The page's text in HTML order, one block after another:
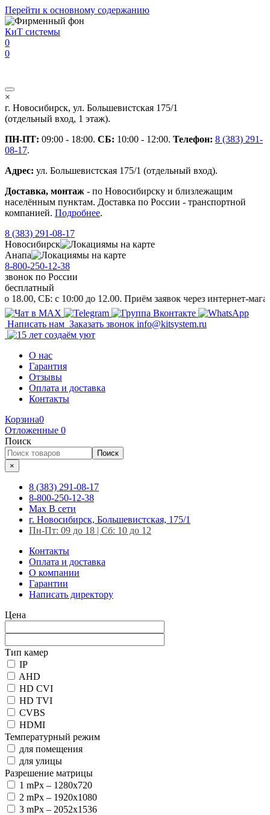
Перейти к основному содержанию
КиТ системы
0
0
×
г. Новосибирск, ул. Большевистская 175/1
(отдельный вход, 1 этаж).
ПН-ПТ: 09:00 - 18:00. СБ: 10:00 - 12:00. Телефон: 8 (383) 291-
08-17.
Адрес: ул. Большевистская 175/1 (отдельный вход).
Доставка, монтаж - по Новосибирску и близлежащим
населённым пунктам. Доставка по России - транспортной
компанией. Подробнее.
8 (383) 291-08-17
Новосибирск
мы на карте
Анапа
мы на карте
8-800-250-12-38
звонок по России
бесплатный
c 10:00 до 12.00. Приём заявок через интернет-магазин и на
Написать нам Заказать звонок info@kitsystem.ru
О нас
Гарантия
Отзывы
Оплата и доставка
Контакты
Корзина0
Отложенные 0
Поиск
Поиск
×
8 (383) 291-08-17
8-800-250-12-38
Max В сети
г. Новосибирск, Большевистская, 175/1
Пн-Пт: 09 до 18 | Сб: 10 до 12
Контакты
Оплата и доставка
О компании
Гарантии
Написать директору
Цена
Тип камер
IP
AHD
HD CVI
HD TVI
CVBS
HDMI
Температурный режим
для помещения
для улицы
Разрешение матрицы
1 mPx – 1280x720
2 mPx – 1920х1080
3 mPx – 2052х1536